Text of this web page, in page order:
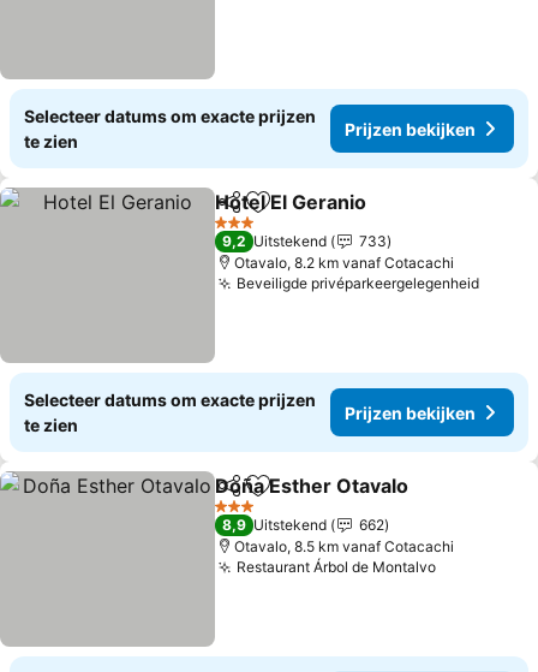
Selecteer datums om exacte prijzen
te zien
Prijzen bekijken
DelenToevoegen aan favorieten
Hotel El Geranio
3 Sterren
9,2 Uitstekend
733
Otavalo, 8.2 km vanaf Cotacachi
Beveiligde privéparkeergelegenheid
Selecteer datums om exacte prijzen
te zien
Prijzen bekijken
DelenToevoegen aan favorieten
Doña Esther Otavalo
3 Sterren
8,9 Uitstekend
662
Otavalo, 8.5 km vanaf Cotacachi
Restaurant Árbol de MontalvoPrijzen